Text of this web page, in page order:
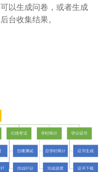
以生成问卷，或者生成
台收集结果。